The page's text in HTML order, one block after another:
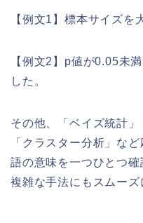
【例文1】標本サイズを
【例文2】p値が0.05未
した。
その他、「ベイズ統計」
「クラスター分析」な
語の意味を一つひとつ確
複雑な手法にもスムーズ